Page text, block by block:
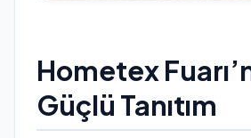
Hometex
Güçlü Tanıtım